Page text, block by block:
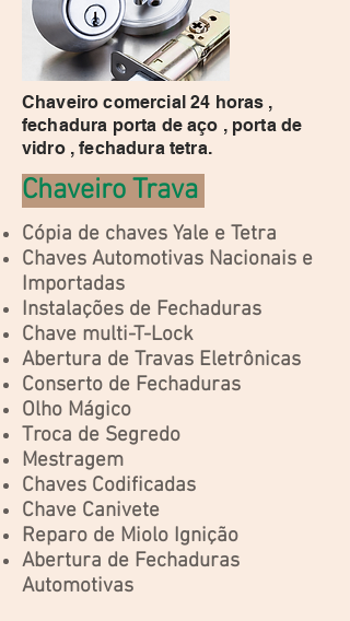
Chaveiro comercial 24 horas ,
fechadura porta de aço , porta de
vidro , fechadura tetra.
Chaveiro Trava
Cópia de chaves Yale e Tetra
Chaves Automotivas Nacionais e
Importadas
Instalações de Fechaduras
Chave multi-T-Lock
Abertura de Travas Eletrônicas
Conserto de Fechaduras
Olho Mágico
Troca de Segredo
Mestragem
Chaves Codificadas
Chave Canivete
Reparo de Miolo Ignição
Abertura de Fechaduras
Automotivas